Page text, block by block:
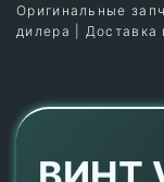
Оригинальные
дилера | Доставка